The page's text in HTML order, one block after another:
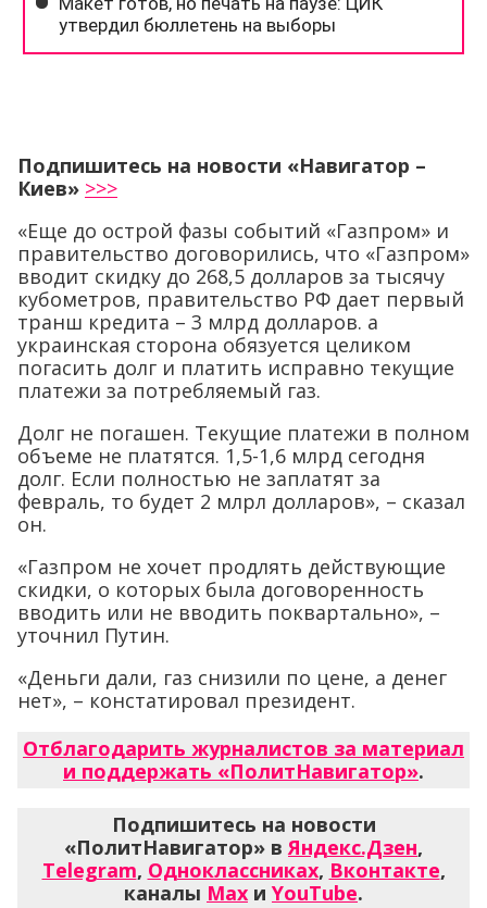
Подпишитесь на новости «Навигатор –
Киев» >>>
«Еще до острой фазы событий «Газпром» и
правительство договорились, что «Газпром»
вводит скидку до 268,5 долларов за тысячу
кубометров, правительство РФ дает первый
транш кредита – 3 млрд долларов. а
украинская сторона обязуется целиком
погасить долг и платить исправно текущие
платежи за потребляемый газ.
Долг не погашен. Текущие платежи в полном
объеме не платятся. 1,5-1,6 млрд сегодня
долг. Если полностью не заплатят за
февраль, то будет 2 млрл долларов», – сказал
он.
«Газпром не хочет продлять действующие
скидки, о которых была договоренность
вводить или не вводить поквартально», –
уточнил Путин.
«Деньги дали, газ снизили по цене, а денег
нет», – констатировал президент.
Отблагодарить журналистов за материал
и поддержать «ПолитНавигатор».
Подпишитесь на новости
«ПолитНавигатор» вЯндекс.Дзен,
Telegram, Одноклассниках, Вконтакте,
каналы Max и YouTube.